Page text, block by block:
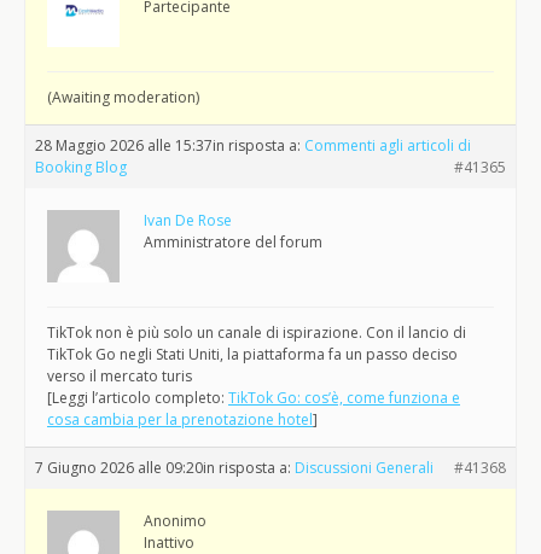
Partecipante
(Awaiting moderation)
28 Maggio 2026 alle 15:37in risposta a: Commenti agli articoli di
Booking Blog
#41365
Ivan De Rose
Amministratore del forum
TikTok non è più solo un canale di ispirazione. Con il lancio di
TikTok Go negli Stati Uniti, la piattaforma fa un passo deciso
verso il mercato turis
[Leggi l’articolo completo: TikTok Go: cos’è, come funziona e
cosa cambia per la prenotazione hotel]
7 Giugno 2026 alle 09:20in risposta a: Discussioni Generali #41368
Anonimo
Inattivo